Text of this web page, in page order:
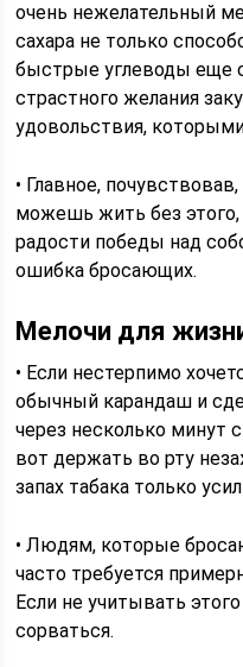
очень нежелательный
сахара не только
быстрые углеводы еще
страстного желания
удовольствия,
• Главное,
можешь жить без этого,
радости победы над
ошибка бросающих.
Мелочи для
• Если нестерпимо
обычный карандаш и
через несколько минут
вот держать во рту
запах табака только
• Людям, которые
часто требуется
Если не учитывать
сорваться.